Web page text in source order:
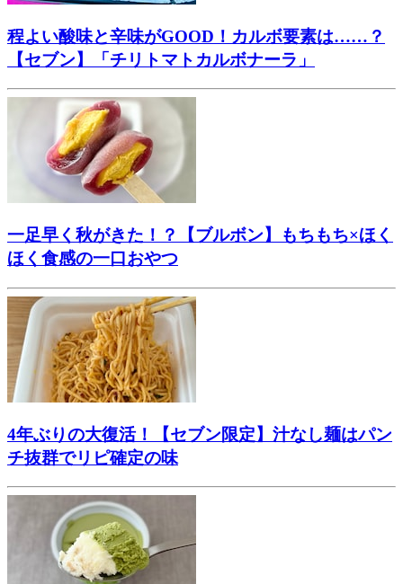
程よい酸味と辛味がGOOD！カルボ要素は……？
【セブン】「チリトマトカルボナーラ」
一足早く秋がきた！？【ブルボン】もちもち×ほく
ほく食感の一口おやつ
4年ぶりの大復活！【セブン限定】汁なし麺はパン
チ抜群でリピ確定の味